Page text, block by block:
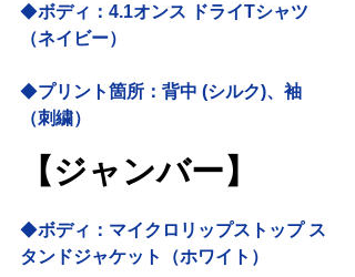
◆ボディ：4.1オンス ドライTシャツ
（ネイビー）
◆プリント箇所：背中 (シルク)、袖
（刺繍）
【ジャンバー】
◆ボディ：マイクロリップストップ ス
タンドジャケット（ホワイト）